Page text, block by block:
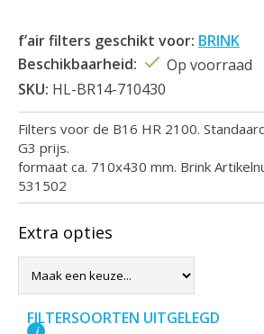
f’air filters geschikt voor: BRINK
Beschikbaarheid:
Op voorraad
SKU: HL-BR14-710430
Filters voor de B16 HR 2100.
G3 prijs.
formaat ca. 710x430 mm. Brink
531502
Extra opties
FILTERSOORTEN UITGELEGD
i